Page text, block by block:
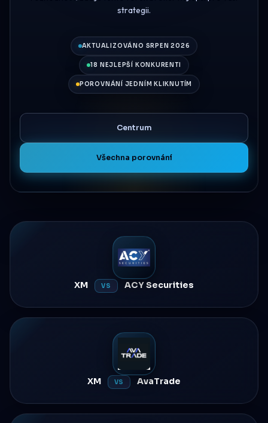
strategii.
AKTUALIZOVÁNO SRPEN 2026
18 NEJLEPŠÍ KONKURENTI
POROVNÁNÍ JEDNÍM KLIKNUTÍM
Centrum
Všechna porovnání
XM VS ACY Securities
XM VS AvaTrade